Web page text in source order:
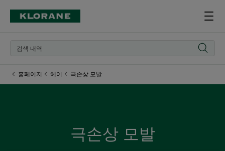
홈페이지 헤어 극손상 모발
극손상 모발